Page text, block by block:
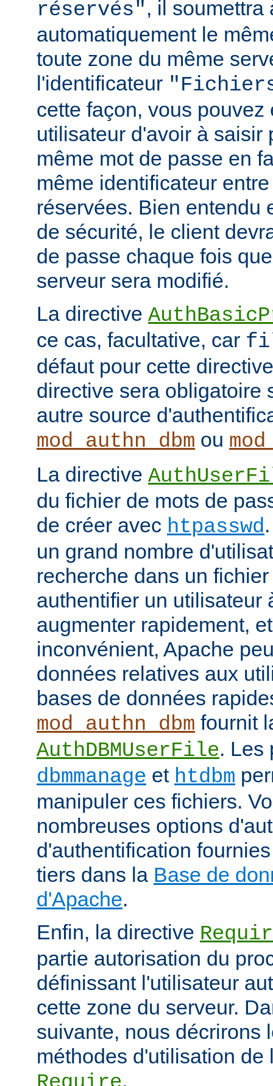
réservés", il soumettra
automatiquement le
toute zone du même
l'identificateur
cette façon, vous pouvez
utilisateur d'avoir à saisir
même mot de passe en
même identificateur
réservées. Bien entendu
de sécurité, le client
de passe chaque fois
serveur sera modifié.
La directive
ce cas, facultative, car
défaut pour cette
directive sera obligatoire
autre source
mod_authn_dbm ou
La directive
du fichier de mots de
de créer avec htpasswd
un grand nombre
recherche dans un
authentifier un utilisateur
augmenter rapidement,
inconvénient, Apache
données relatives aux
bases de données
mod_authn_dbm fournit
AuthDBMUserFile. Les
dbmmanage et htdbm
manipuler ces fichiers.
nombreuses options
d'authentification
tiers dans la Base de
d'Apache.
Enfin, la directive
partie autorisation du
définissant l'utilisateur
cette zone du serveur.
suivante, nous décrirons
méthodes d'utilisation de
.